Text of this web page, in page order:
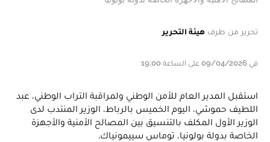
تحرير من طرف هيئة التحرير
في 09/04/2026 على الساعة 19:00
استقبل المدير العام للأمن الوطني ولمراقبة التراب الوطني، عبد
اللطيف حموشي، اليوم الخميس بالرباط، الوزير المنتدب لدى
الوزير الأول المكلف بالتنسيق بين المصالح الأمنية والأجهزة
الخاصة بدولة بولونيا، توماس سييمونياك.